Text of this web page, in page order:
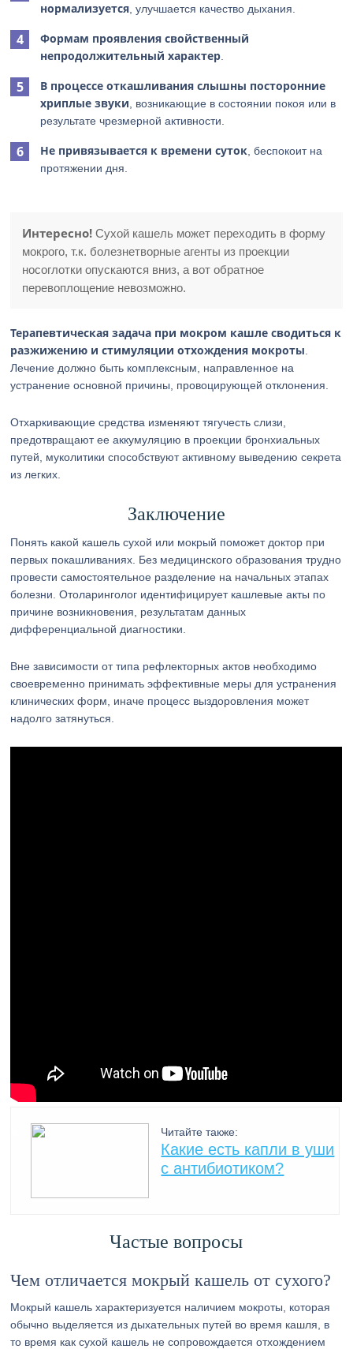
нормализуется , улучшается качество дыхания.
Формам проявления свойственный
непродолжительный характер
В процессе откашливания слышны посторонние
хриплые звуки , возникающие в состоянии покоя или в
результате чрезмерной активности.
Не привязывается к времени суток , беспокоит на
протяжении дня.
Интересно! Сухой кашель может переходить в форму
мокрого, т.к. болезнетворные агенты из проекции
носоглотки опускаются вниз, а вот обратное
перевоплощение невозможно.
Терапевтическая задача при мокром кашле сводиться к
разжижению и стимуляции отхождения мокроты
Лечение должно быть комплексным, направленное на
устранение основной причины, провоцирующей отклонения.
Отхаркивающие средства изменяют тягучесть слизи,
предотвращают ее аккумуляцию в проекции бронхиальных
путей, муколитики способствуют активному выведению секрета
из легких.
Заключение
Понять какой кашель сухой или мокрый поможет доктор при
первых покашливаниях. Без медицинского образования трудно
провести самостоятельное разделение на начальных этапах
болезни. Отоларинголог идентифицирует кашлевые акты по
причине возникновения, результатам данных
дифференциальной диагностики.
Вне зависимости от типа рефлекторных актов необходимо
своевременно принимать эффективные меры для устранения
клинических форм, иначе процесс выздоровления может
надолго затянуться.
Читайте также:
Какие есть капли в уши
с антибиотиком?
Частые вопросы
Чем отличается мокрый кашель от сухого?
Мокрый кашель характеризуется наличием мокроты, которая
обычно выделяется из дыхательных путей во время кашля, в
то время как сухой кашель не сопровождается отхождением